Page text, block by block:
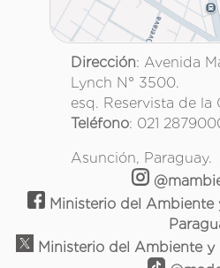
Dirección: Avenida
Lynch N° 3500.
esq. Reservista de la
Teléfono: 021
Asunción, Paraguay.
Ministerio del Ambiente
Ministerio del Ambiente